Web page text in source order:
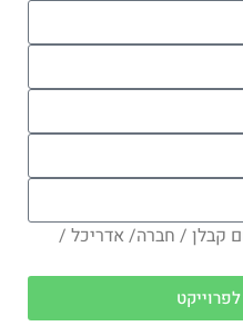
קבלן / חברה/ אדריכל /